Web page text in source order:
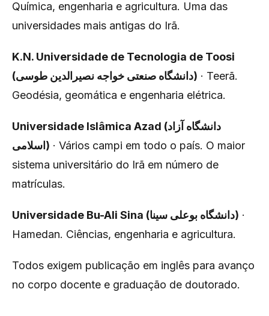
Química, engenharia e agricultura. Uma das
universidades mais antigas do Irã.
K.N. Universidade de Tecnologia de Toosi
(دانشگاه صنعتی خواجه نصیرالدین طوسی) · Teerã.
Geodésia, geomática e engenharia elétrica.
Universidade Islâmica Azad (دانشگاه آزاد
اسلامی) · Vários campi em todo o país. O maior
sistema universitário do Irã em número de
matrículas.
Universidade Bu-Ali Sina (دانشگاه بوعلی سینا) ·
Hamedan. Ciências, engenharia e agricultura.
Todos exigem publicação em inglês para avanço
no corpo docente e graduação de doutorado.